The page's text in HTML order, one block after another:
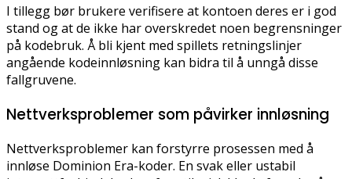
I tillegg bør brukere verifisere at kontoen deres er i god
stand og at de ikke har overskredet noen begrensninger
på kodebruk. Å bli kjent med spillets retningslinjer
angående kodeinnløsning kan bidra til å unngå disse
fallgruvene.
Nettverksproblemer som påvirker innløsning
Nettverksproblemer kan forstyrre prosessen med å
innløse Dominion Era-koder. En svak eller ustabil